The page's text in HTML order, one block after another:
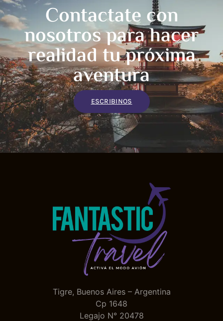
Contactate con
nosotros para hacer
realidad tu próxima
aventura
ESCRIBINOS
Tigre, Buenos Aires – Argentina
Cp 1648
Legajo N° 20478